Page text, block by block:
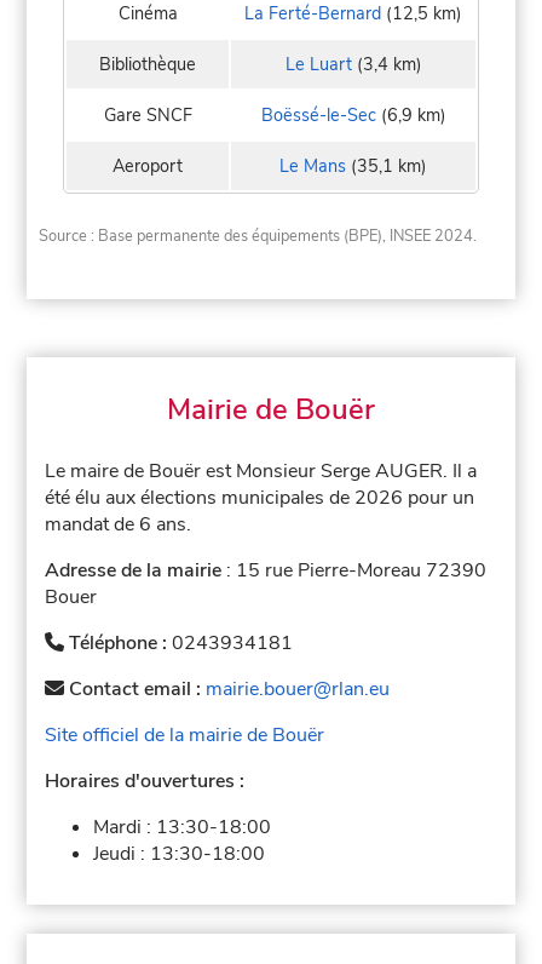
Cinéma La Ferté-Bernard (12,5 km)
Bibliothèque Le Luart(3,4 km)
Gare SNCF Boëssé-le-Sec(6,9 km)
Aeroport Le Mans (35,1 km)
Source : Base permanente des équipements (BPE), INSEE 2024.
Mairie de Bouër
Le maire de Bouër est Monsieur Serge AUGER. Il a
été élu aux élections municipales de 2026 pour un
mandat de 6 ans.
Adresse de la mairie : 15 rue Pierre-Moreau 72390
Bouer
Téléphone :0243934181
Contact email : mairie.bouer@rlan.eu
Site officiel de la mairie de Bouër
Horaires d'ouvertures :
Mardi : 13:30-18:00
Jeudi : 13:30-18:00